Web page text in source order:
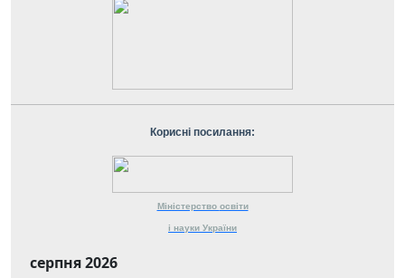
Корисні посилання:
Міністерство освіти
і науки України
серпня 2026